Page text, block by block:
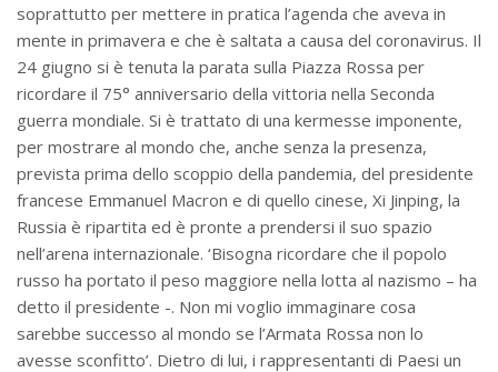
soprattutto per mettere in pratica l’agenda che aveva in
mente in primavera e che è saltata a causa del coronavirus. Il
24 giugno si è tenuta la parata sulla Piazza Rossa per
ricordare il 75° anniversario della vittoria nella Seconda
guerra mondiale. Si è trattato di una kermesse imponente,
per mostrare al mondo che, anche senza la presenza,
prevista prima dello scoppio della pandemia, del presidente
francese Emmanuel Macron e di quello cinese, Xi Jinping, la
Russia è ripartita ed è pronte a prendersi il suo spazio
nell’arena internazionale. ‘Bisogna ricordare che il popolo
russo ha portato il peso maggiore nella lotta al nazismo – ha
detto il presidente -. Non mi voglio immaginare cosa
sarebbe successo al mondo se l’Armata Rossa non lo
avesse sconfitto’. Dietro di lui, i rappresentanti di Paesi un